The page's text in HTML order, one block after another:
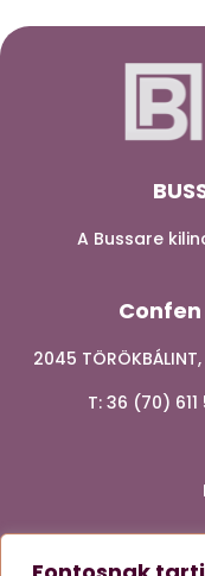
A Bussare
Confen
2045
T: 36 (70) 611